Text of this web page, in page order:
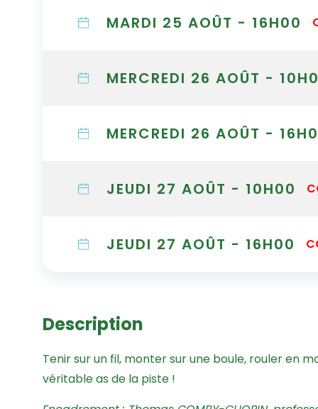
MARDI 25 AOÛT - 16H00
MERCREDI 26 AOÛT -
MERCREDI 26 AOÛT -
JEUDI 27 AOÛT - 10H00
JEUDI 27 AOÛT - 16H00
Description
Tenir sur un fil, monter sur une boule, rouler en
véritable as de la piste !